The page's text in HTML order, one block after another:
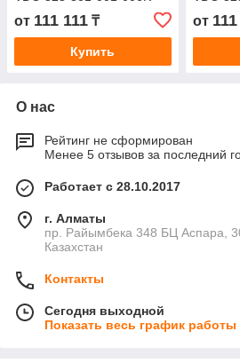
от 111 111 ₸
Купить
от
О нас
Рейтинг не сформирован
Менее 5 отзывов за последний
Работает с 28.10.2017
г. Алматы
пр. Райымбека 348 БЦ Аспара,
Казахстан
Контакты
Сегодня выходной
Показать весь график работы